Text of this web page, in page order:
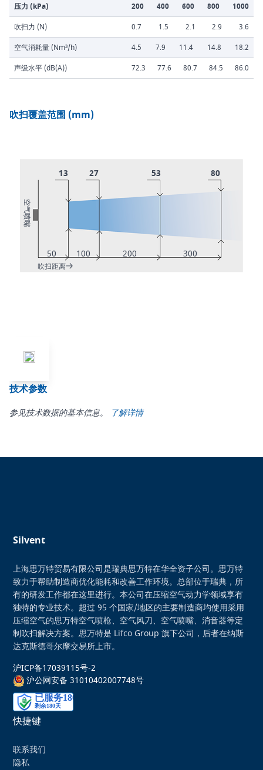
压力 (kPa) 200 400 600 800
1000
吹扫力 (N)
0.7 1.5 2.1 2.9
3.6
空气消耗量 (Nm³/h)
4.5 7.9 11.4 14.8
18.2
声级水平 (dB(A))
72.3 77.6 80.7 84.5 86.0
吹扫覆盖范围 (mm)
空气喷嘴
吹扫距离
13 27 53 80
50 100 200 300
技术参数
参见技术数据的基本信息。 了解详情
Silvent
上海思万特贸易有限公司是瑞典思万特在华全资子公司。思万特
致力于帮助制造商优化能耗和改善工作环境。总部位于瑞典，所
有的研发工作都在这里进行。本公司在压缩空气动力学领域享有
独特的专业技术。超过 95 个国家/地区的主要制造商均使用采用
压缩空气的思万特空气喷枪、空气风刀、空气喷嘴、消音器等定
制吹扫解决方案。思万特是 Lifco Group 旗下公司，后者在纳斯
达克斯德哥尔摩交易所上市。
沪ICP备17039115号-2
沪公网安备 31010402007748号
快捷键
联系我们
隐私